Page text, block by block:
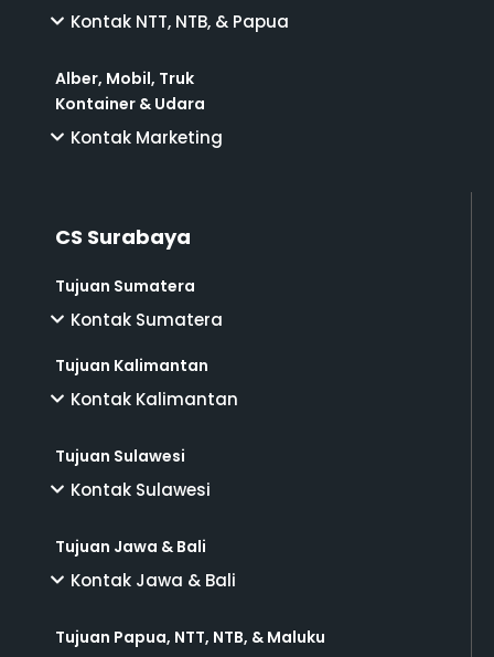
Kontak NTT, NTB, & Papua
Alber, Mobil, Truk
Kontainer & Udara
Kontak Marketing
CS Surabaya
Tujuan Sumatera
Kontak Sumatera
Tujuan Kalimantan
Kontak Kalimantan
Tujuan Sulawesi
Kontak Sulawesi
Tujuan Jawa & Bali
Kontak Jawa & Bali
Tujuan Papua, NTT, NTB, & Maluku